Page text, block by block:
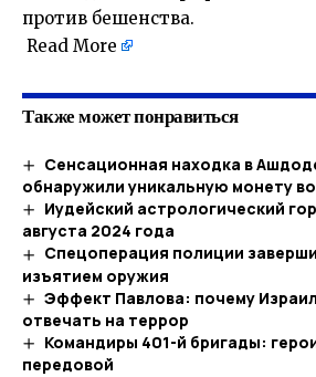
против бешенства.
Read More
Также может понравиться
Сенсационная находка в
обнаружили уникальную монету
Иудейский астрологический
августа 2024 года
Спецоперация полиции
изъятием оружия
Эффект Павлова: почему
отвечать на террор
Командиры 401-й бригады:
передовой